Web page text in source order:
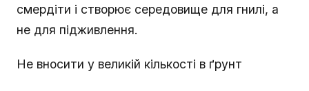
смердіти і створює середовище для гнилі, а
не для підживлення.
Не вносити у великій кількості в ґрунт